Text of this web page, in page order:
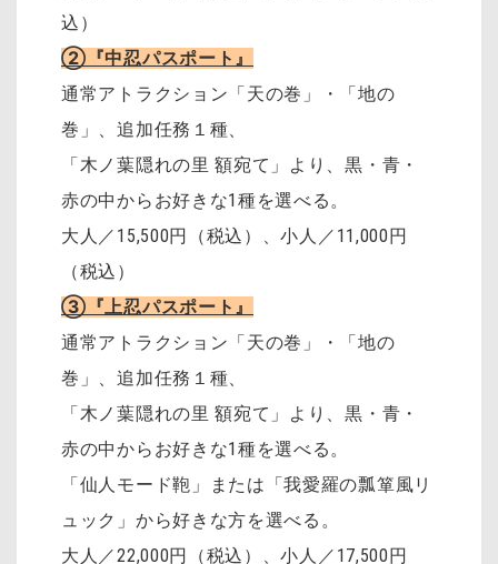
込）
②『中忍パスポート』
通常アトラクション「天の巻」・「地の
巻」、追加任務１種、
「木ノ葉隠れの里 額宛て」より、黒・青・
赤の中からお好きな1種を選べる。
大人／15,500円（税込）、小人／11,000円
（税込）
③『上忍パスポート』
通常アトラクション「天の巻」・「地の
巻」、追加任務１種、
「木ノ葉隠れの里 額宛て」より、黒・青・
赤の中からお好きな1種を選べる。
「仙人モード鞄」または「我愛羅の瓢箪風リ
ュック」から好きな方を選べる。
大人／22,000円（税込）、小人／17,500円